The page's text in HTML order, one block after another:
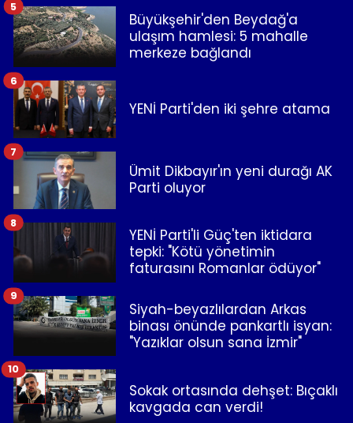
Büyükşehir'den Beydağ'a
ulaşım hamlesi: 5 mahalle
merkeze bağlandı
5
YENİ Parti'den iki şehre atama
6
Ümit Dikbayır'ın yeni durağı AK
Parti oluyor
7
YENİ Parti'li Güç'ten iktidara
tepki: "Kötü yönetimin
faturasını Romanlar ödüyor"
8
Siyah-beyazlılardan Arkas
binası önünde pankartlı isyan:
"Yazıklar olsun sana İzmir"
9
Sokak ortasında dehşet: Bıçaklı
kavgada can verdi!
10